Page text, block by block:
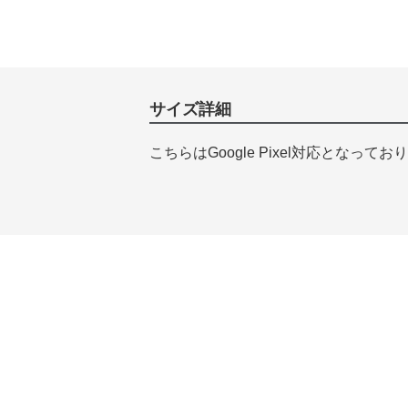
サイズ詳細
こちらはGoogle Pixel対応となってお